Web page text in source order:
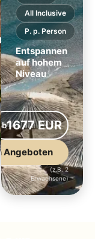
All Inclusive
P. p. Person
Entspannen
auf hohem
Niveau
1677 EUR
Angeboten
(z.B. 2
Erwachsene)